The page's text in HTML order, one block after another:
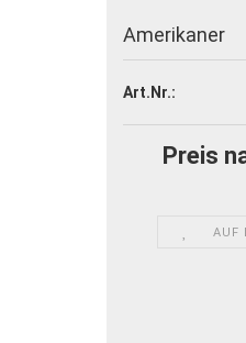
Passwort vergessen?
Amerikaner
Art.Nr.:
Preis
AUF